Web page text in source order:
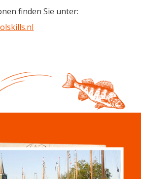
finden Sie unter: